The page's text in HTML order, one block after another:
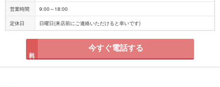
営業時間 9:00～18:00
定休日 日曜日(来店前にご連絡いただけると幸いです)
今すぐ電話する